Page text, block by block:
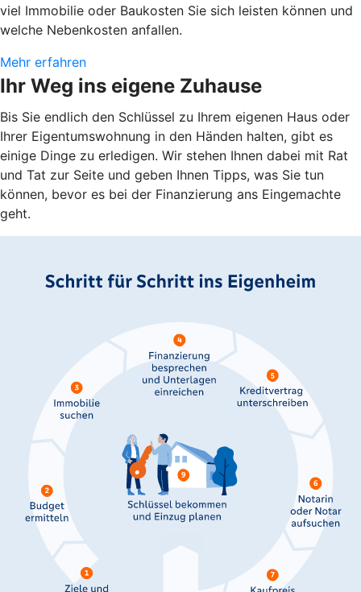
viel Immobilie oder Baukosten Sie sich leisten können und
welche Nebenkosten anfallen.
Mehr erfahren
Ihr Weg ins eigene Zuhause
Bis Sie endlich den Schlüssel zu Ihrem eigenen Haus oder
Ihrer Eigentumswohnung in den Händen halten, gibt es
einige Dinge zu erledigen. Wir stehen Ihnen dabei mit Rat
und Tat zur Seite und geben Ihnen Tipps, was Sie tun
können, bevor es bei der Finanzierung ans Eingemachte
geht.